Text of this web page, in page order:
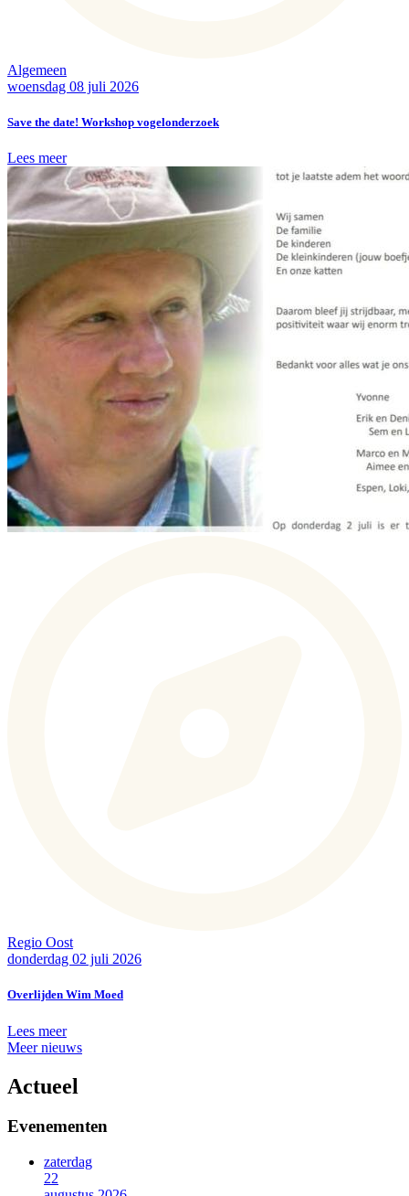
Algemeen
woensdag 08 juli 2026
Save the date! Workshop vogelonderzoek
Lees meer
Regio Oost
donderdag 02 juli 2026
Overlijden Wim Moed
Lees meer
Meer nieuws
Actueel
Evenementen
zaterdag
22